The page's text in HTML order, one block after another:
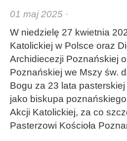
01 maj 2025 ·
W niedzielę 27 kwietnia
Katolickiej w Polsce oraz
Archidiecezji Poznańskiej
Poznańskiej we Mszy św.
Bogu za 23 lata
jako biskupa
Akcji Katolickiej, za co
Pasterzowi Kościoła